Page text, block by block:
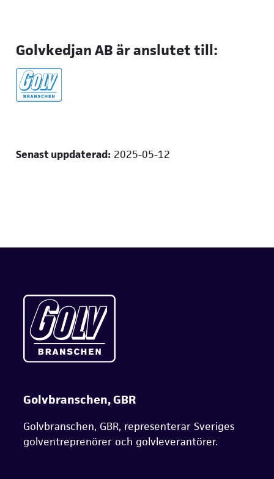
Golvkedjan AB är anslutet till:
Senast uppdaterad: 2025-05-12
Golvbranschen, GBR
Golvbranschen, GBR, representerar Sveriges
golventreprenörer och golvleverantörer.